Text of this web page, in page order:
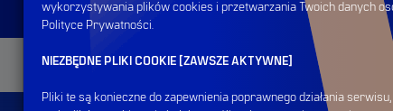
wykorzystywania plików cookies i przetwarzania Twoich danych
Polityce Prywatności.
NIEZBĘDNE PLIKI COOKIE [ZAWSZE AKTYWNE]
Pliki te są konieczne do zapewnienia poprawnego działania